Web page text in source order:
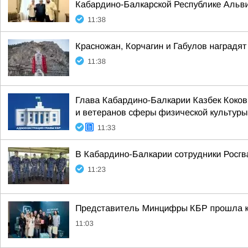
Кабардино-Балкарской Республике
11:38
Красножан, Корчагин и Габулов
11:38
Глава Кабардино-Балкарии Казбек
и ветеранов сферы физической
11:33
В Кабардино-Балкарии сотрудники
11:23
Представитель Минцифры КБР прошла
11:03